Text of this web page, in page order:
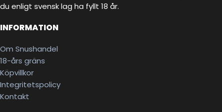
du enligt svensk lag ha fyllt 18 år.
INFORMATION
Om Snushandel
18-års gräns
Köpvillkor
Integritetspolicy
Kontakt